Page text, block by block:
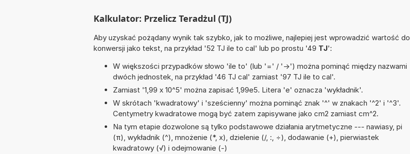
Kalkulator: Przelicz Teradżul (TJ)
Aby uzyskać pożądany wynik tak szybko, jak to możliwe, najlepiej jest wprowadzić wartość do
konwersji jako tekst, na przykład '52 TJ ile to cal' lub po prostu '49 TJ':
W większości przypadków słowo 'ile to' (lub '=' / '->') można pominąć między nazwami
dwóch jednostek, na przykład '46 TJ cal' zamiast '97 TJ ile to cal'.
Zamiast '1,99 x 10^5' można zapisać 1,99e5. Litera 'e' oznacza 'wykładnik'.
W skrótach 'kwadratowy' i 'sześcienny' można pominąć znak '^' w znakach '^2' i '^3'.
Centymetry kwadratowe mogą być zatem zapisywane jako cm2 zamiast cm^2.
Na tym etapie dozwolone są tylko podstawowe działania arytmetyczne --- nawiasy, pi
(π), wykładnik (^), mnożenie (*, x), dzielenie (/, :, ÷), dodawanie (+), pierwiastek
kwadratowy (√) i odejmowanie (-)